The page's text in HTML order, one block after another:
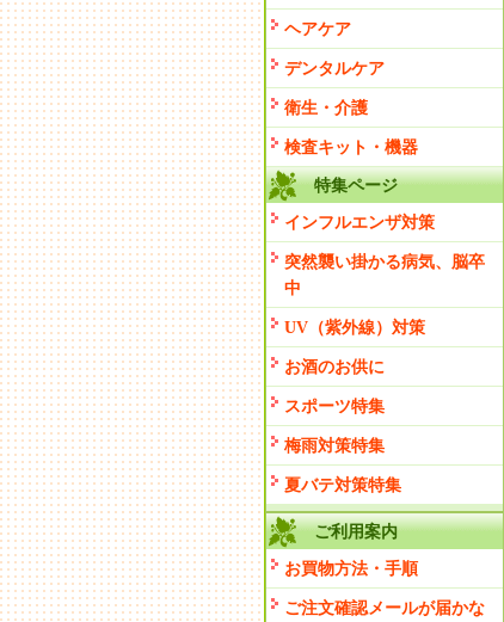
ヘアケア
デンタルケア
衛生・介護
検査キット・機器
特集ページ
インフルエンザ対策
突然襲い掛かる病気、脳卒
中
UV（紫外線）対策
お酒のお供に
スポーツ特集
梅雨対策特集
夏バテ対策特集
ご利用案内
お買物方法・手順
ご注文確認メールが届かな